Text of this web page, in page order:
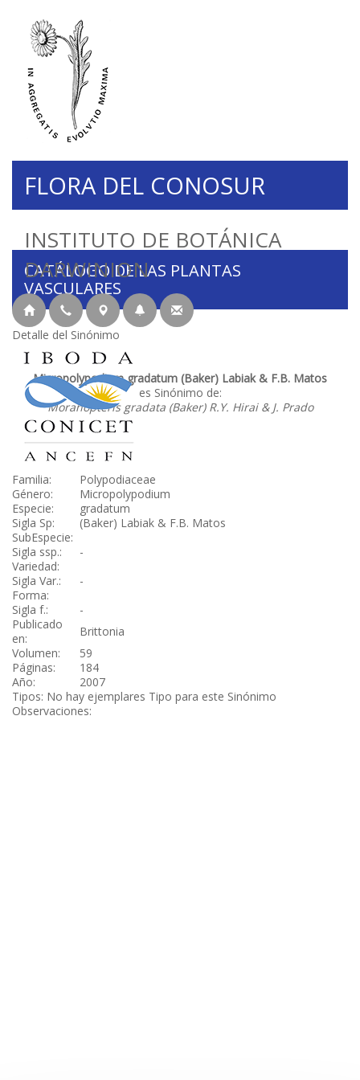
INSTITUTO DE BOTÁNICA
DARWINION
FLORA DEL CONOSUR
CATÁLOGO DE LAS PLANTAS
VASCULARES
Detalle del Sinónimo
Micropolypodium gradatum (Baker) Labiak & F.B. Matos
es Sinónimo de:
Moranopteris gradata (Baker) R.Y. Hirai & J. Prado
Familia:
Polypodiaceae
Género:
Micropolypodium
Especie:
gradatum
Sigla Sp:
(Baker) Labiak & F.B. Matos
SubEspecie:
Sigla ssp.:
-
Variedad:
Sigla Var.:
-
Forma:
Sigla f.:
-
Publicado
en:
Brittonia
Volumen:
59
Páginas:
184
Año:
2007
Tipos: No hay ejemplares Tipo para este Sinónimo
Observaciones: